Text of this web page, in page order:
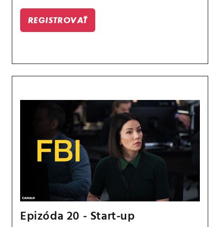
mezitím začnou pracovat na svých základech jako
partneři.
REGISTROVAŤ
Epizóda 20 - Start-up